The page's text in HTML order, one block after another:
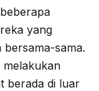
yang
sama.
berada di luar